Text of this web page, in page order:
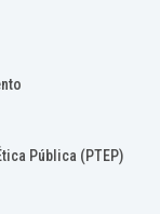
Pública (PTEP)